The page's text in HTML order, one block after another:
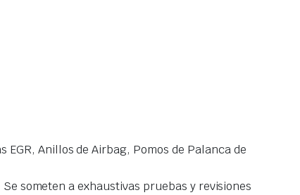
Anillos de Airbag, Pomos de Palanca de
someten a exhaustivas pruebas y revisiones